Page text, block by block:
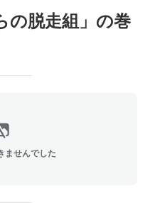
の脱走組」の巻
ませんでした